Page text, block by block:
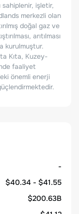
sahiplenir, işletir,
merkezli olan
doğal gaz ve
arıtılması
kurulmuştur.
Kıta, Kuzey-
faaliyet
önemli enerji
-
$40.34 - $41.55
$200.63B